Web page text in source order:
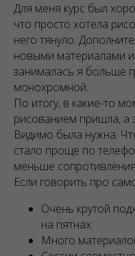
Для меня курс был
что просто хотела
него тянуло.
новыми материалами
занималась я больше
монохромной.
По итогу, в какие-то
рисованием пришла, а
Видимо была нужна.
стало проще по
меньше
Если говорить про
Очень крутой
на пятнах.
Много